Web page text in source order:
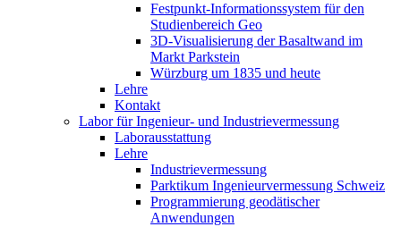
Festpunkt-Informationssystem für den
Studienbereich Geo
3D-Visualisierung der Basaltwand im
Markt Parkstein
Würzburg um 1835 und heute
Lehre
Kontakt
Labor für Ingenieur- und Industrievermessung
Laborausstattung
Lehre
Industrievermessung
Parktikum Ingenieurvermessung Schweiz
Programmierung geodätischer
Anwendungen